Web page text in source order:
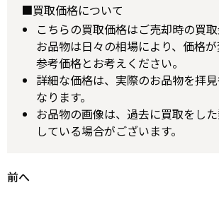
■買取価格について
こちらの買取価格はご売却時の買取
お品物は日々の相場により、価格が
参考価格とお考えください。
詳細な価格は、実際のお品物を拝
なります。
お品物の画像は、過去に買取をし
している場合がございます。
前へ